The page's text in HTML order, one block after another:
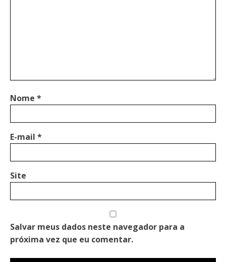
Nome *
E-mail *
Site
Salvar meus dados neste navegador para a
próxima vez que eu comentar.